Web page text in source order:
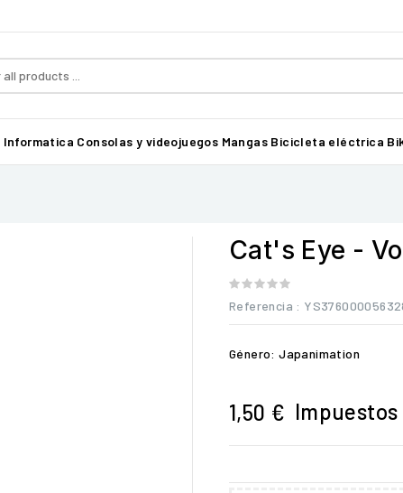
Informatica Consolas y videojuegos Mangas Bicicleta eléctrica
Cat's Eye -
Referencia :
Género: Japanimation
1,50 €